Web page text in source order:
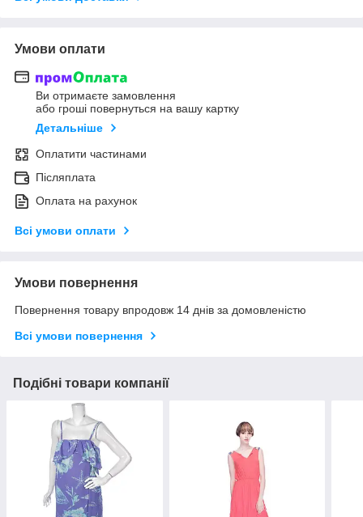
Умови оплати
Ви отримаєте замовлення
або гроші повернуться на вашу картку
Детальніше
Оплатити частинами
Післяплата
Оплата на рахунок
Всі умови оплати
Умови повернення
Повернення товару впродовж 14 днів за домовленістю
Всі умови повернення
Подібні товари компанії